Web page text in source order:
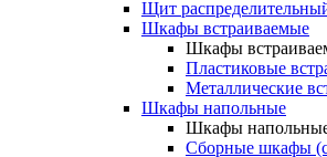
Щит
Шкафы встраиваемые
Шкафы
Пластиковые
Металлические
Шкафы напольные
Шкафы
Сборные шкафы